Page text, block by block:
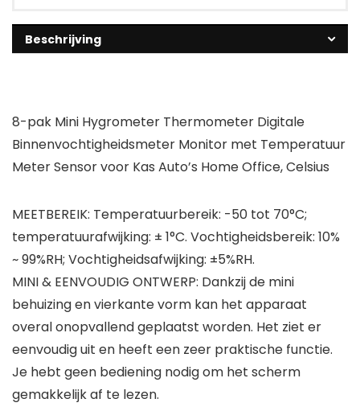
Beschrijving
8-pak Mini Hygrometer Thermometer Digitale
Binnenvochtigheidsmeter Monitor met Temperatuur
Meter Sensor voor Kas Auto’s Home Office, Celsius
MEETBEREIK: Temperatuurbereik: -50 tot 70°C;
temperatuurafwijking: ± 1°C. Vochtigheidsbereik: 10%
~ 99%RH; Vochtigheidsafwijking: ±5%RH.
MINI & EENVOUDIG ONTWERP: Dankzij de mini
behuizing en vierkante vorm kan het apparaat
overal onopvallend geplaatst worden. Het ziet er
eenvoudig uit en heeft een zeer praktische functie.
Je hebt geen bediening nodig om het scherm
gemakkelijk af te lezen.